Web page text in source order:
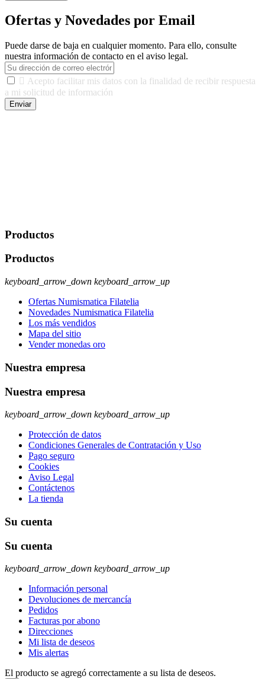
Ofertas y Novedades por Email
Puede darse de baja en cualquier momento. Para ello, consulte
nuestra información de contacto en el aviso legal.
 Acepto facilitar mis datos con la finalidad de recibir respuesta
a mi solicitud de información
Enviar
Productos
Productos
keyboard_arrow_down keyboard_arrow_up
Ofertas Numismatica Filatelia
Novedades Numismatica Filatelia
Los más vendidos
Mapa del sitio
Vender monedas oro
Nuestra empresa
Nuestra empresa
keyboard_arrow_down keyboard_arrow_up
Protección de datos
Condiciones Generales de Contratación y Uso
Pago seguro
Cookies
Aviso Legal
Contáctenos
La tienda
Su cuenta
Su cuenta
keyboard_arrow_down keyboard_arrow_up
Información personal
Devoluciones de mercancía
Pedidos
Facturas por abono
Direcciones
Mi lista de deseos
Mis alertas
El producto se agregó correctamente a su lista de deseos.